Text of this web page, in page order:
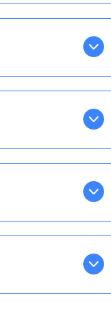
Tapez sur celle
EN VERT
la semaine, mais
ainsi vous
taux horaire
confirmations par
ce qui ne vous
à tous, partout,